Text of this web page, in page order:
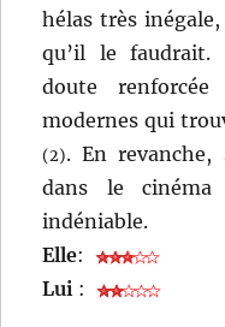
hélas très
qu’il le faudrait.
doute
modernes qui
(2). En revanche,
dans le cinéma
indéniable.
Elle:
Lui :